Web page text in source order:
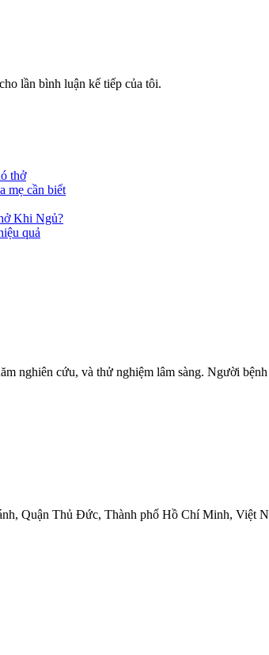
lần bình luận kế tiếp của tôi.
thở
mẹ cần biết
Khi Ngủ?
quả
nghiên cứu, và thử nghiệm lâm sàng. Người
Quận Thủ Đức, Thành phố Hồ Chí Minh, Việt